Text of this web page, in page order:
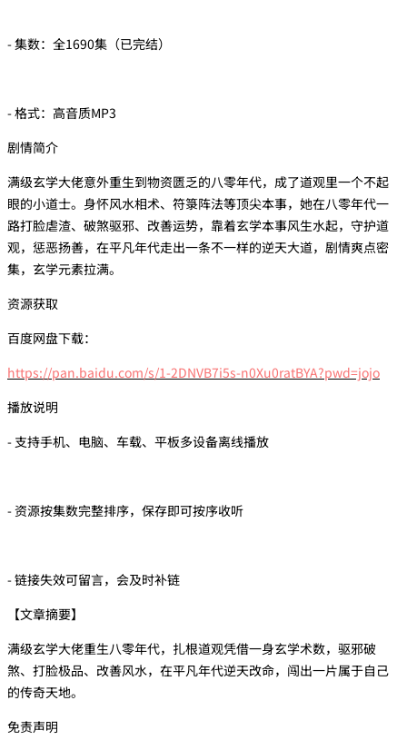
- 集数：全1690集（已完结）
- 格式：高音质MP3
剧情简介
满级玄学大佬意外重生到物资匮乏的八零年代，成了道观里一个不起
眼的小道士。身怀风水相术、符箓阵法等顶尖本事，她在八零年代一
路打脸虐渣、破煞驱邪、改善运势，靠着玄学本事风生水起，守护道
观，惩恶扬善，在平凡年代走出一条不一样的逆天大道，剧情爽点密
集，玄学元素拉满。
资源获取
百度网盘下载：
https://pan.baidu.com/s/1-2DNVB7i5s-n0Xu0ratBYA?pwd=jojo
播放说明
- 支持手机、电脑、车载、平板多设备离线播放
- 资源按集数完整排序，保存即可按序收听
- 链接失效可留言，会及时补链
【文章摘要】
满级玄学大佬重生八零年代，扎根道观凭借一身玄学术数，驱邪破
煞、打脸极品、改善风水，在平凡年代逆天改命，闯出一片属于自己
的传奇天地。
免责声明